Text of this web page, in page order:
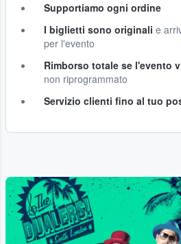
Supportiamo ogni ordine
I biglietti sono originali e
per l'evento
Rimborso totale se l'evento
non riprogrammato
Servizio clienti fino al tuo
...